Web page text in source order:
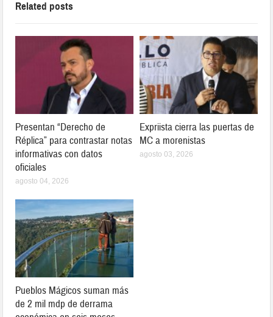
Related posts
Presentan “Derecho de
Réplica” para contrastar notas
informativas con datos
oficiales
agosto 04, 2026
Expriista cierra las puertas de
MC a morenistas
agosto 03, 2026
Pueblos Mágicos suman más
de 2 mil mdp de derrama